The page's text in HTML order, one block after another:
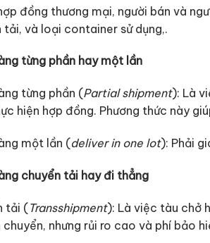
đồng thương mại, người bán và
tải, và loại container sử dụng,.
từng phần hay một lần
từng phần (Partial shipment): Là
hiện hợp đồng. Phương thức này
một lần (deliver in one lot): Phải
chuyển tải hay đi thẳng
tải (Transshipment): Là việc tàu chở
chuyển, nhưng rủi ro cao và phí bảo